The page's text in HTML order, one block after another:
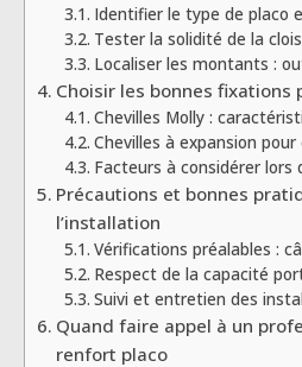
Identifier le type de placo
Tester la solidité de la
Localiser les montants :
Choisir les bonnes fixations
Chevilles Molly :
Chevilles à expansion
Facteurs à considérer lors
Précautions et bonnes
l’installation
Vérifications préalables :
Respect de la capacité
Suivi et entretien des
Quand faire appel à un
renfort placo